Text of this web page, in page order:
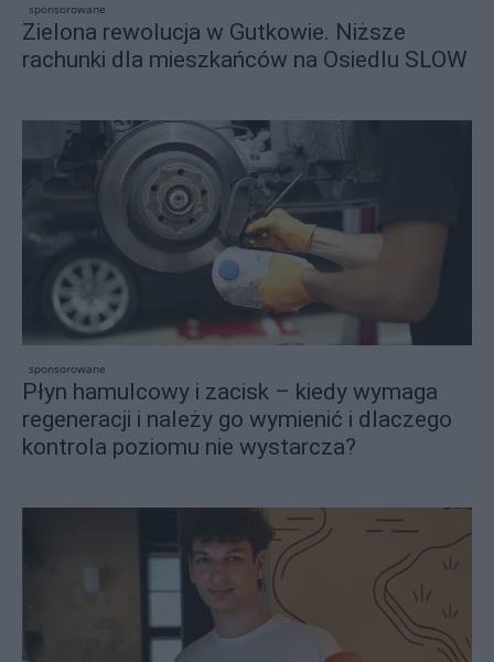
sponsorowane
Zielona rewolucja w Gutkowie. Niższe
rachunki dla mieszkańców na Osiedlu SLOW
sponsorowane
Płyn hamulcowy i zacisk – kiedy wymaga
regeneracji i należy go wymienić i dlaczego
kontrola poziomu nie wystarcza?